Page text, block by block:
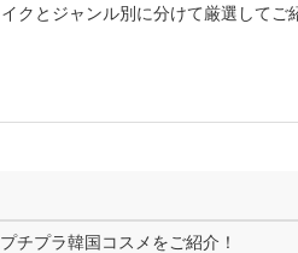
クとジャンル別に分けて厳選してご
チプラ韓国コスメをご紹介！